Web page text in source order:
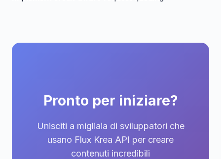
Pronto per iniziare?
Unisciti a migliaia di sviluppatori che
usano Flux Krea API per creare
contenuti incredibili